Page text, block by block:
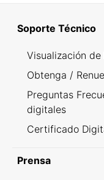
Soporte Técnico
Visualización
Obtenga /
Preguntas
digitales
Certificado
Prensa